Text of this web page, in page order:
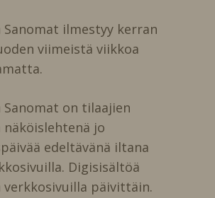
Sanomat ilmestyy kerran
viimeistä viikkoa
Sanomat on tilaajien
näköislehtenä jo
edeltävänä iltana
Digisisältöä
verkkosivuilla päivittäin.